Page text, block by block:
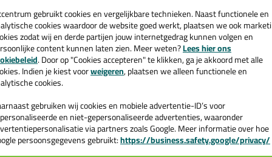
gebruiken het e-mailadres alleen om contact op te nemen bij vragen)
gebruikt cookies en vergelijkbare technieken. Naast functionele en
cookies waardoor de website goed werkt, plaatsen we ook
zodat wij en derde partijen jouw internetgedrag kunnen volgen en
content kunnen laten zien. Meer weten?Lees hier ons
. Door op "Cookies accepteren" te klikken, ga je akkoord met alle
Indien je kiest voorweigeren, plaatsen we alleen functionele en
cookies.
gebruiken wij cookies en mobiele advertentie-ID’s voor
en niet-gepersonaliseerde advertenties, waaronder
via partners zoals Google. Meer informatie over hoe
persoonsgegevens gebruikt:https://business.safety.google/privacy/
💚
en ontvang een
€35,-bij je eerste bestelling!
de actiecode ›